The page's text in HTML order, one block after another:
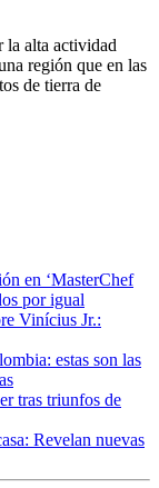
la alta actividad
región que en las
de tierra de
en ‘MasterChef
por igual
Vinícius Jr.:
estas son las
tras triunfos de
Revelan nuevas